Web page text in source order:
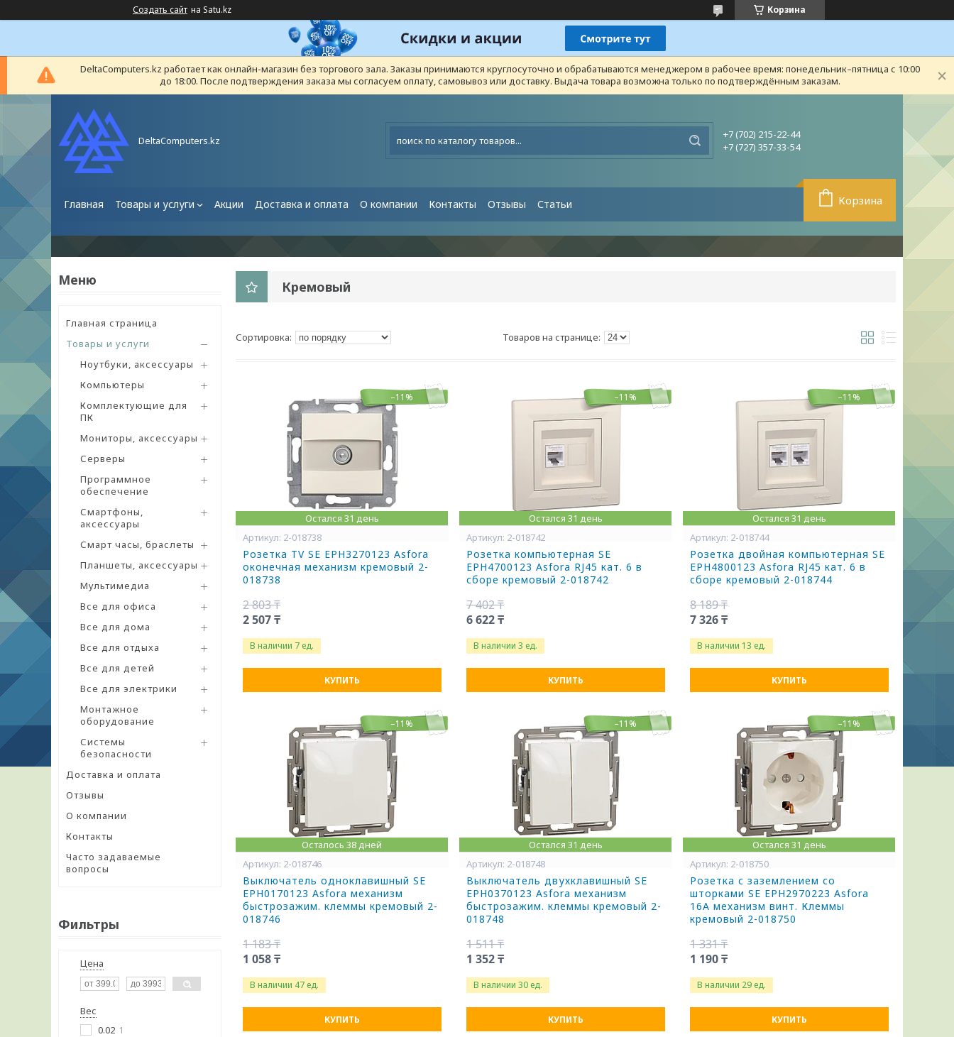
Создать сайт на Satu.kz Корзина
DeltaComputers.kz работает как онлайн-магазин без торгового зала. Заказы принимаются круглосуточно и обрабатываются менеджером в рабочее время: понедельник–пятница с 10:00
до 18:00. После подтверждения заказа мы согласуем оплату, самовывоз или доставку. Выдача товара возможна только по подтверждённым заказам.
DeltaComputers.kz
+7 (702) 215-22-44
+7 (727) 357-33-54
Главная Товары и услуги Акции Доставка и оплата О компании Контакты Отзывы Статьи Корзина
Главная страница
Товары и услуги
Ноутбуки, аксессуары
Компьютеры
Комплектующие для
ПК
Мониторы, аксессуары
Серверы
Программное
обеспечение
Смартфоны,
аксессуары
Смарт часы, браслеты
Планшеты, аксессуары
Мультимедиа
Все для офиса
Все для дома
Все для отдыха
Все для детей
Все для электрики
Монтажное
оборудование
Системы
безопасности
Доставка и оплата
Отзывы
О компании
Контакты
Часто задаваемые
вопросы
Фильтры
Цена
Вес
0.02 1
Кремовый
–11%
Остался 31 день
2-018738
Розетка TV SE EPH3270123 Asfora
оконечная механизм кремовый 2-
018738
2 803 ₸
2 507 ₸
В наличии 7 ед.
КУПИТЬ
–11%
Остался 31 день
2-018742
Розетка компьютерная SE
EPH4700123 Asfora RJ45 кат. 6 в
сборе кремовый 2-018742
7 402 ₸
6 622 ₸
В наличии 3 ед.
КУПИТЬ
–11%
Остался 31 день
2-018744
Розетка двойная компьютерная SE
EPH4800123 Asfora RJ45 кат. 6 в
сборе кремовый 2-018744
8 189 ₸
7 326 ₸
В наличии 13 ед.
КУПИТЬ
–11%
Осталось 38 дней
2-018746
Выключатель одноклавишный SE
EPH0170123 Asfora механизм
быстрозажим. клеммы кремовый 2-
018746
1 183 ₸
1 058 ₸
В наличии 47 ед.
КУПИТЬ
–11%
Остался 31 день
2-018748
Выключатель двухклавишный SE
EPH0370123 Asfora механизм
быстрозажим. клеммы кремовый 2-
018748
1 511 ₸
1 352 ₸
В наличии 30 ед.
КУПИТЬ
–11%
Остался 31 день
2-018750
Розетка с заземлением со
шторками SE EPH2970223 Asfora
16А механизм винт. Клеммы
кремовый 2-018750
1 331 ₸
1 190 ₸
В наличии 29 ед.
КУПИТЬ